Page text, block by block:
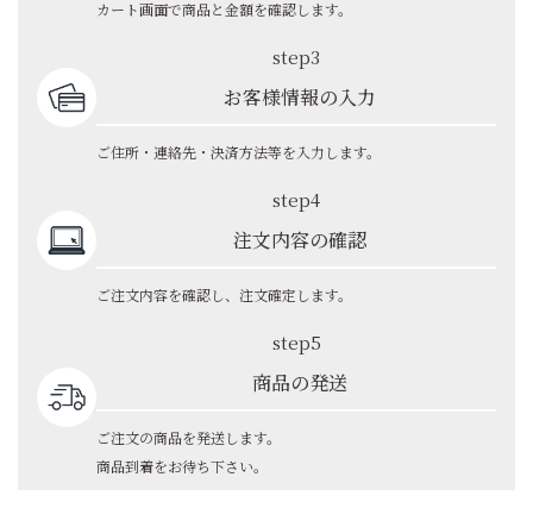
カート画面で商品と金額を確認します。
step3
お客様情報の入力
ご住所・連絡先・決済方法等を入力します。
step4
注文内容の確認
ご注文内容を確認し、注文確定します。
step5
商品の発送
ご注文の商品を発送します。
商品到着をお待ち下さい。